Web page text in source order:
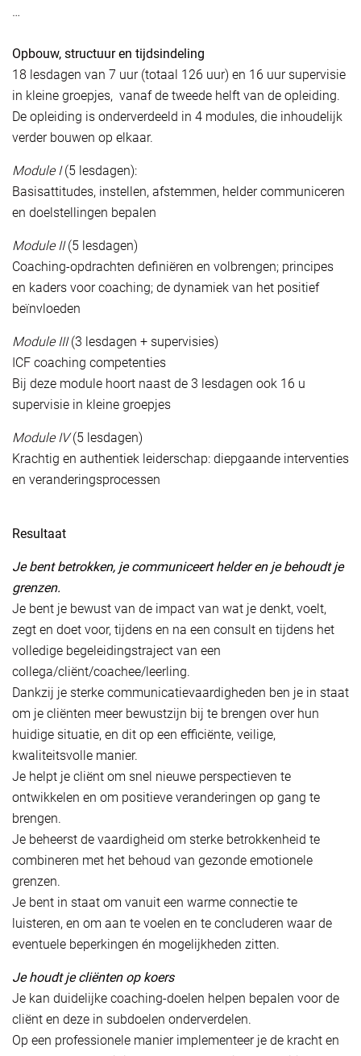
…
Opbouw, structuur en tijdsindeling
18 lesdagen van 7 uur (totaal 126 uur) en 16 uur supervisie
in kleine groepjes, vanaf de tweede helft van de opleiding.
De opleiding is onderverdeeld in 4 modules, die inhoudelijk
verder bouwen op elkaar.
Module I(5 lesdagen):
Basisattitudes, instellen, afstemmen, helder communiceren
en doelstellingen bepalen
Module II(5 lesdagen)
Coaching-opdrachten definiëren en volbrengen; principes
en kaders voor coaching; de dynamiek van het positief
beïnvloeden
Module III(3 lesdagen + supervisies)
ICF coaching competenties
Bij deze module hoort naast de 3 lesdagen ook 16 u
supervisie in kleine groepjes
Module IV(5 lesdagen)
Krachtig en authentiek leiderschap: diepgaande interventies
en veranderingsprocessen
Resultaat
Je bent betrokken, je communiceert helder en je behoudt je
grenzen.
Je bent je bewust van de impact van wat je denkt, voelt,
zegt en doet voor, tijdens en na een consult en tijdens het
volledige begeleidingstraject van een
collega/cliënt/coachee/leerling.
Dankzij je sterke communicatievaardigheden ben je in staat
om je cliënten meer bewustzijn bij te brengen over hun
huidige situatie, en dit op een efficiënte, veilige,
kwaliteitsvolle manier.
Je helpt je cliënt om snel nieuwe perspectieven te
ontwikkelen en om positieve veranderingen op gang te
brengen.
Je beheerst de vaardigheid om sterke betrokkenheid te
combineren met het behoud van gezonde emotionele
grenzen.
Je bent in staat om vanuit een warme connectie te
luisteren, en om aan te voelen en te concluderen waar de
eventuele beperkingen én mogelijkheden zitten.
Je houdt je cliënten op koers
Je kan duidelijke coaching-doelen helpen bepalen voor de
cliënt en deze in subdoelen onderverdelen.
Op een professionele manier implementeer je de kracht en